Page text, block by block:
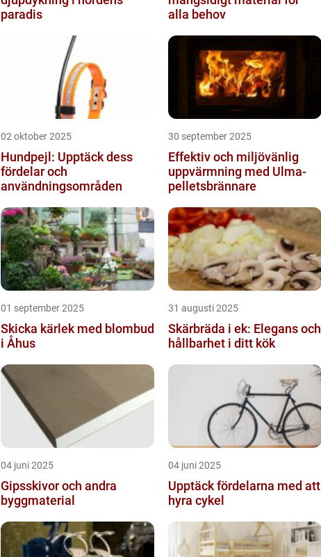
paradis
alla behov
02 oktober 2025
Hundpejl: Upptäck dess
fördelar och
användningsområden
30 september 2025
Effektiv och miljövänlig
uppvärmning med Ulma-
pelletsbrännare
01 september 2025
Skicka kärlek med blombud
i Åhus
31 augusti 2025
Skärbräda i ek: Elegans och
hållbarhet i ditt kök
04 juni 2025
Gipsskivor och andra
byggmaterial
04 juni 2025
Upptäck fördelarna med att
hyra cykel